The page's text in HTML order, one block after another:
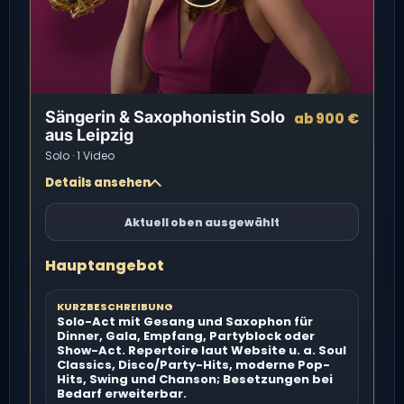
Sängerin & Saxophonistin Solo
aus Leipzig
Solo · 1 Video
ab 900 €
Details ansehen
Aktuell oben ausgewählt
Hauptangebot
KURZBESCHREIBUNG
Solo-Act mit Gesang und Saxophon für
Dinner, Gala, Empfang, Partyblock oder
Show-Act. Repertoire laut Website u. a. Soul
Classics, Disco/Party-Hits, moderne Pop-
Hits, Swing und Chanson; Besetzungen bei
Bedarf erweiterbar.